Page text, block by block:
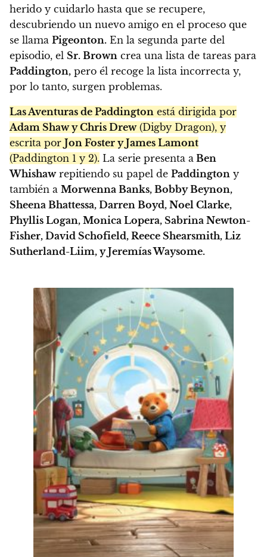
herido y cuidarlo hasta que se recupere,
descubriendo un nuevo amigo en el proceso que
se llama Pigeonton. En la segunda parte del
episodio, el Sr. Brown crea una lista de tareas para
Paddington, pero él recoge la lista incorrecta y,
por lo tanto, surgen problemas.
Las Aventuras de Paddington está dirigida por
Adam Shaw y Chris Drew(Digby Dragon), y
escrita por Jon Foster y James Lamont
(Paddington 1 y 2). La serie presenta a Ben
Whishawrepitiendo su papel de Paddington y
también a Morwenna Banks, Bobby Beynon,
Sheena Bhattessa, Darren Boyd, Noel Clarke,
Phyllis Logan, Monica Lopera, Sabrina Newton-
Fisher, David Schofield, Reece Shearsmith, Liz
Sutherland-Liim, y Jeremías Waysome.